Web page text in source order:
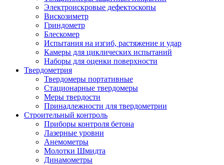
Электроискровые дефектоскопы
Вискозиметр
Гриндометр
Блескомер
Испытания на изгиб, растяжение и удар
Камеры для циклических испытаний
Наборы для оценки поверхности
Твердометрия
Твердомеры портативные
Стационарные твердомеры
Меры твердости
Принадлежности для твердометрии
Строительный контроль
Приборы контроля бетона
Лазерные уровни
Анемометры
Молотки Шмидта
Динамометры